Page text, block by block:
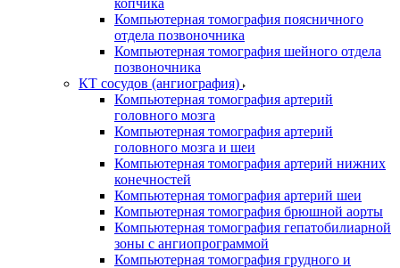
копчика
Компьютерная томография поясничного
отдела позвоночника
Компьютерная томография шейного отдела
позвоночника
КТ сосудов (ангиография)
Компьютерная томография артерий
головного мозга
Компьютерная томография артерий
головного мозга и шеи
Компьютерная томография артерий нижних
конечностей
Компьютерная томография артерий шеи
Компьютерная томография брюшной аорты
Компьютерная томография гепатобилиарной
зоны с ангиопрограммой
Компьютерная томография грудного и